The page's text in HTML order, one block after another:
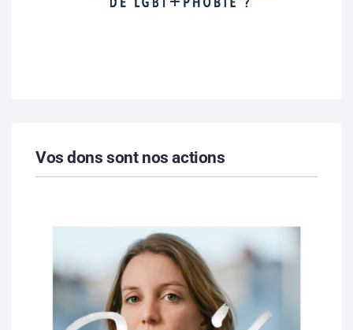
Vos dons sont nos actions